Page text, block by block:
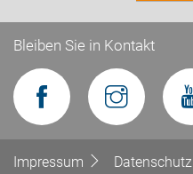
Bleiben Sie in Kontakt
Impressum Datenschutz